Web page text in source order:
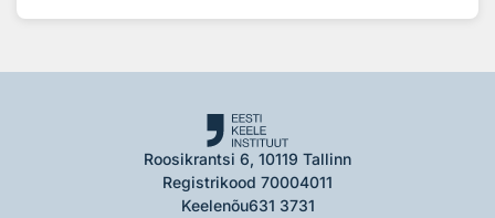
Roosikrantsi 6, 10119 Tallinn
Registrikood 70004011
Keelenõu631 3731